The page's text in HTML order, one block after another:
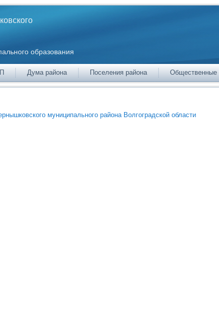
образования
Дума района Поселения района Общественные
муниципального района Волгоградской области